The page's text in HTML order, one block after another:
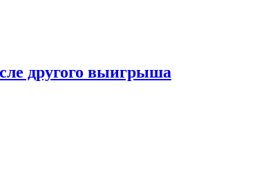
другого выигрыша